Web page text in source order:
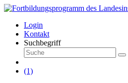
Login
Kontakt
Suchbegriff
(1)